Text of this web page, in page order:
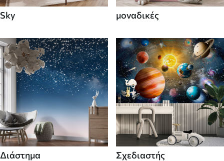
Sky μοναδικές
Διάστημα Σχεδιαστής